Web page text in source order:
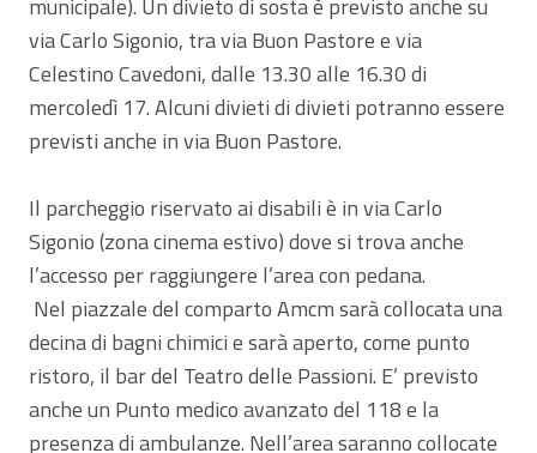
municipale). Un divieto di sosta è previsto anche su
via Carlo Sigonio, tra via Buon Pastore e via
Celestino Cavedoni, dalle 13.30 alle 16.30 di
mercoledì 17. Alcuni divieti di divieti potranno essere
previsti anche in via Buon Pastore.
Il parcheggio riservato ai disabili è in via Carlo
Sigonio (zona cinema estivo) dove si trova anche
l’accesso per raggiungere l’area con pedana.
Nel piazzale del comparto Amcm sarà collocata una
decina di bagni chimici e sarà aperto, come punto
ristoro, il bar del Teatro delle Passioni. E’ previsto
anche un Punto medico avanzato del 118 e la
presenza di ambulanze. Nell’area saranno collocate